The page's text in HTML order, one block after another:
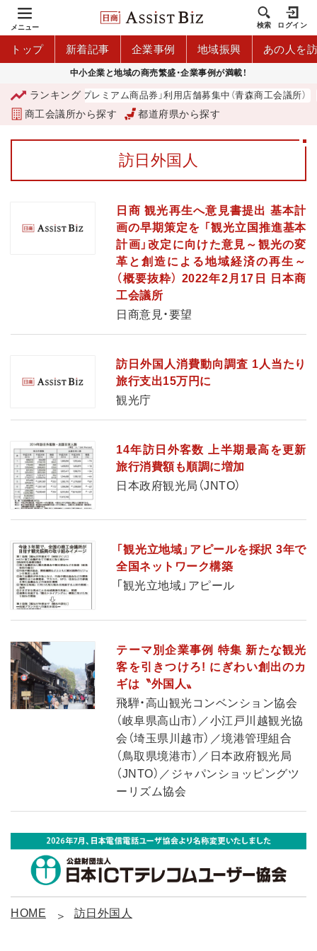
メニュー 検索 ログイン
トップ 新着記事 企業事例 地域振興 あの人を
中小企業と地域の商売繁盛・企業事例が満載！
ランキング
「青森市プレミアム商品券」利用店舗募集中（青森商工会議所）
商工会議所から探す 都道府県から探す
訪日外国人
日商 観光再生へ意見書提出 基本計
画の早期策定を 「観光立国推進基本
計画」改定に向けた意見～観光の変
革と創造による地域経済の再生～
（概要抜粋） 2022年2月17日 日本商
工会議所
日商意見・要望
訪日外国人消費動向調査 1人当たり
旅行支出15万円に
観光庁
14年訪日外客数 上半期最高を更新
旅行消費額も順調に増加
日本政府観光局（JNTO）
「観光立地域」アピールを採択 3年で
全国ネットワーク構築
「観光立地域」アピール
テーマ別企業事例 特集 新たな観光
客を引きつけろ! にぎわい創出のカ
ギは〝外国人〟
飛騨・高山観光コンベンション協会
（岐阜県高山市）／小江戸川越観光協
会（埼玉県川越市）／境港管理組合
（鳥取県境港市）／日本政府観光局
（JNTO）／ジャパンショッピングツ
ーリズム協会
HOME 訪日外国人